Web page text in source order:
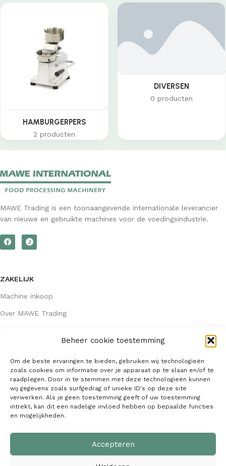
Beheer cookie toestemming
Om de beste ervaringen te bieden, gebruiken wij technologieën
zoals cookies om informatie over je apparaat op te slaan en/of te
raadplegen. Door in te stemmen met deze technologieën kunnen
wij gegevens zoals surfgedrag of unieke ID's op deze site
verwerken. Als je geen toestemming geeft of uw toestemming
intrekt, kan dit een nadelige invloed hebben op bepaalde functies
en mogelijkheden.
Accepteren
HAMBURGERPERS
2 producten
DIVERSEN
0 producten
MAWE Trading is een toonaangevende internationale leverancier
van nieuwe en gebruikte machines voor de voedingsindustrie.
ZAKELIJK
Machine inkoop
Over MAWE Trading
Algemene voorwaarden
KVK: 64407667
info@mawetrading.nl
+31 6 53 270 335
| Webdesign: